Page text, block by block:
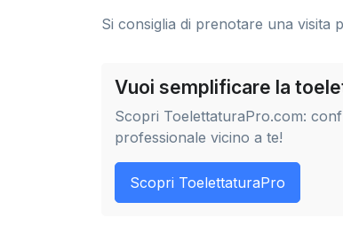
Si consiglia di prenotare una visita
Vuoi semplificare la
Scopri ToelettaturaPro.com:
professionale vicino a te!
Scopri ToelettaturaPro